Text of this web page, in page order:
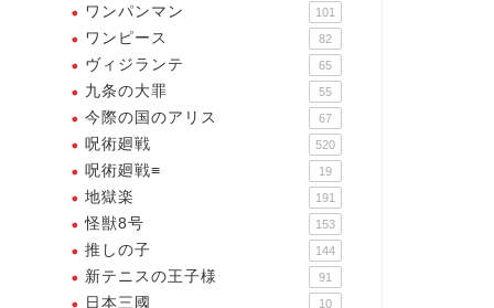
ワンパンマン 101
ワンピース 82
ヴィジランテ 65
九条の大罪 55
今際の国のアリス 67
呪術廻戦 520
呪術廻戦≡ 19
地獄楽 191
怪獣8号 153
推しの子 144
新テニスの王子様 91
日本三國 10